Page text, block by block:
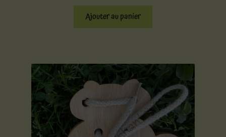
Ajouter au panier